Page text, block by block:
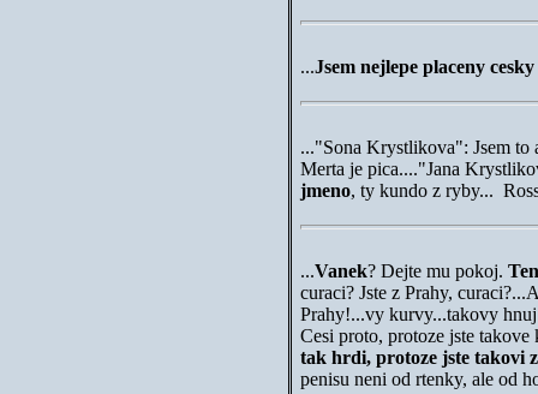
...Jsem nejlepe placeny
..."Sona Krystlikova": Jsem
Merta je pica...."Jana
jmeno, ty kundo z ryby...
...Vanek? Dejte mu pokoj.
curaci? Jste z Prahy,
Prahy!...vy kurvy...takovy
Cesi proto, protoze jste
tak hrdi, protoze jste takovi
penisu neni od rtenky, ale od